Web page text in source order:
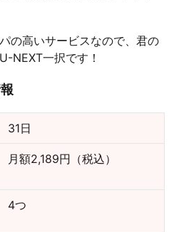
の高いサービスなので、君の
NEXT一択です！
31日
月額2,189円（税込）
4つ